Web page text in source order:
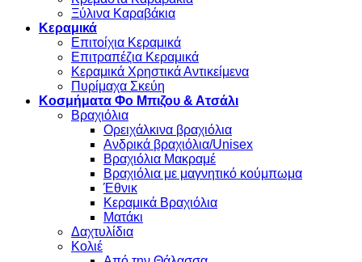
Ξύλινα Καραβάκια
Κεραμικά
Επιτοίχια Κεραμικά
Επιτραπέζια Κεραμικά
Κεραμικά Χρηστικά Αντικείμενα
Πυρίμαχα Σκεύη
Κοσμήματα Φο Μπιζου & Ατσάλι
Βραχιόλια
Oρειχάλκινα βραχιόλια
Ανδρικά βραχιόλια/Unisex
Βραχιόλια Μακραμέ
Βραχιόλια με μαγνητικό κούμπωμα
Έθνικ
Κεραμικά Βραχιόλια
Ματάκι
Δαχτυλίδια
Κολιέ